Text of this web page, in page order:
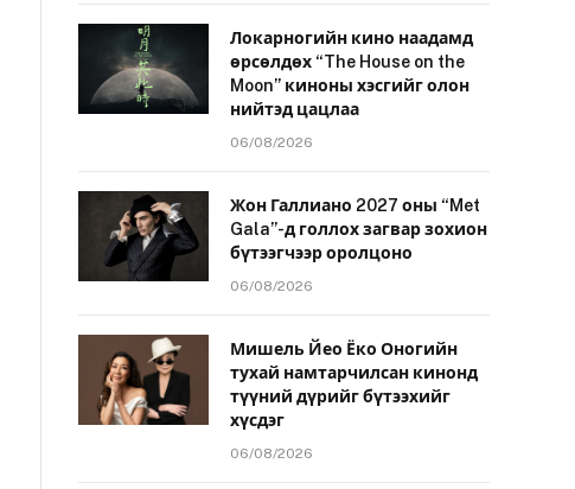
Локарногийн кино наадамд
өрсөлдөх “The House on the
Moon” киноны хэсгийг олон
нийтэд цацлаа
06/08/2026
Жон Галлиано 2027 оны “Met
Gala”-д голлох загвар зохион
бүтээгчээр оролцоно
06/08/2026
Мишель Йео Ёко Оногийн
тухай намтарчилсан кинонд
түүний дүрийг бүтээхийг
хүсдэг
06/08/2026